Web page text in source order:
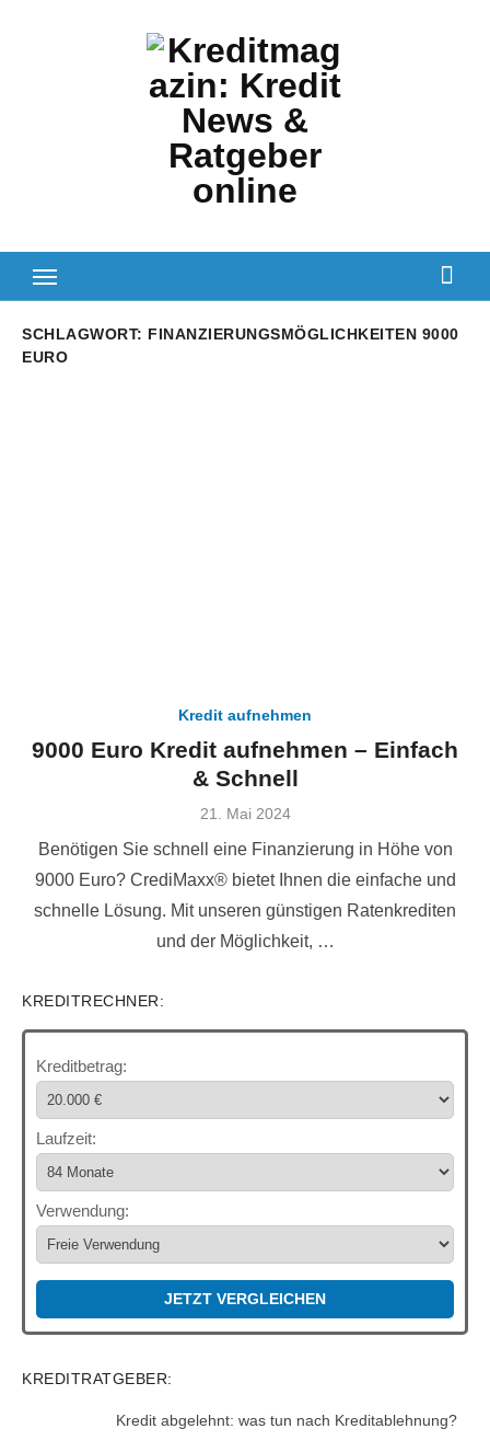
SCHLAGWORT: FINANZIERUNGSMÖGLICHKEITEN 9000
EURO
Kredit aufnehmen
9000 Euro Kredit aufnehmen – Einfach
& Schnell
Veröffentlicht
21. Mai 2024
Benötigen Sie schnell eine Finanzierung in Höhe von
9000 Euro? CrediMaxx® bietet Ihnen die einfache und
schnelle Lösung. Mit unseren günstigen Ratenkrediten
und der Möglichkeit, …
KREDITRECHNER:
Kreditbetrag:
Laufzeit:
Verwendung:
JETZT VERGLEICHEN
KREDITRATGEBER:
Kredit abgelehnt: was tun nach Kreditablehnung?